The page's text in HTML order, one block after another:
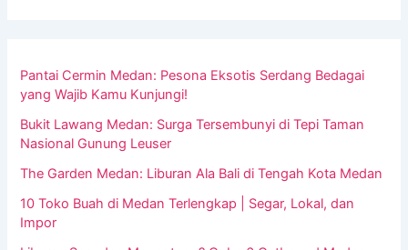
Pantai Cermin Medan: Pesona Eksotis Serdang Bedagai
yang Wajib Kamu Kunjungi!
Bukit Lawang Medan: Surga Tersembunyi di Tepi Taman
Nasional Gunung Leuser
The Garden Medan: Liburan Ala Bali di Tengah Kota Medan
10 Toko Buah di Medan Terlengkap | Segar, Lokal, dan
Impor